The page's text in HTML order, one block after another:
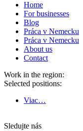
Home
For businesses
Blog
Práca v Nemecku
Práca v Nemecku
About us
Contact
Work in the region:
Selected positions:
Viac…
Sledujte nás